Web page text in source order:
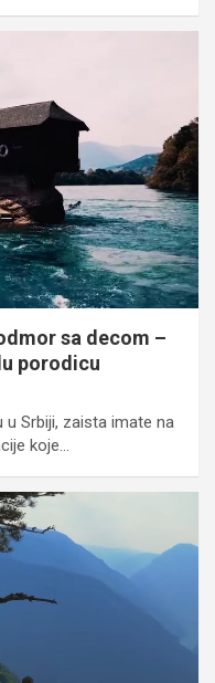
sa decom –
porodicu
Srbiji, zaista imate na
koje…